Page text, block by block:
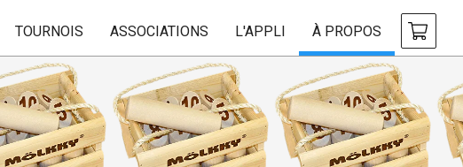
TOURNOIS ASSOCIATIONS L'APPLI À PROPOS